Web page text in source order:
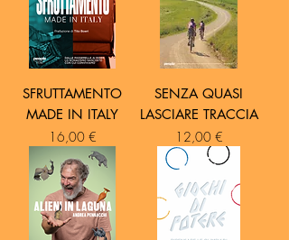
SFRUTTAMENTO
MADE IN ITALY
Prezzo
16,00 €
SENZA QUASI
LASCIARE TRACCIA
Prezzo
12,00 €